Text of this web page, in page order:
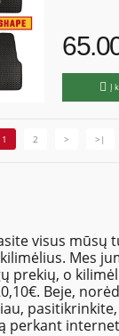
Į
1 2 > >|
visus mūsų
Mes
prekių, o
Beje,
perkant